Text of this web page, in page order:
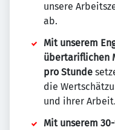
unsere
ab.
Mit unserem
übertariflichen
pro Stunde
die
und ihrer Arbeit.
Mit unserem